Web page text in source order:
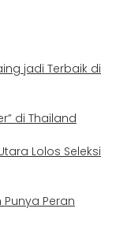
jadi Terbaik di
di Thailand
Lolos Seleksi
Peran